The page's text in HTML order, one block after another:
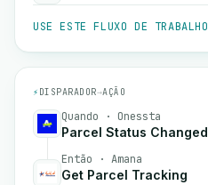
USE ESTE FLUXO DE TRABALHO
⚡ DISPARADOR→AÇÃO
Quando · Onessta
Parcel Status Changed
Então · Amana
Get Parcel Tracking